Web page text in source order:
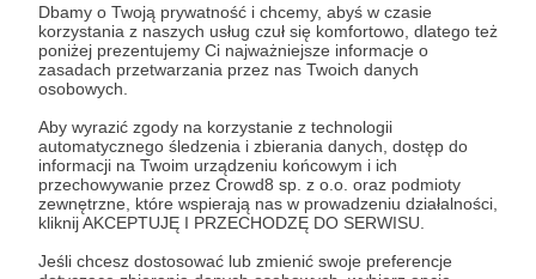
Dbamy o Twoją prywatność i chcemy, abyś w czasie
korzystania z naszych usług czuł się komfortowo, dlatego też
poniżej prezentujemy Ci najważniejsze informacje o
zasadach przetwarzania przez nas Twoich danych
osobowych.
Aby wyrazić zgody na korzystanie z technologii
automatycznego śledzenia i zbierania danych, dostęp do
informacji na Twoim urządzeniu końcowym i ich
przechowywanie przez Crowd8 sp. z o.o. oraz podmioty
zewnętrzne, które wspierają nas w prowadzeniu działalności,
kliknij AKCEPTUJĘ I PRZECHODZĘ DO SERWISU.
Jeśli chcesz dostosować lub zmienić swoje preferencje
https://queen.radio357.pl W poście mamy dla Was
szczegóły dotyczące niedzieli - ten dzień niemal w całości
spędzimy po Królewsku! Przed nami Top, dodatkowa
audycja i specjalne spotkanie nad Wisłą, w którym każdy
może mieć swój udział. :)
Królewski Dzień w Radiu 357 Top Queen
Kino plenerowe